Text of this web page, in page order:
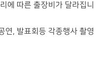
에 따른 출장비가 달라집니
연, 발표회등 각종행사 촬영